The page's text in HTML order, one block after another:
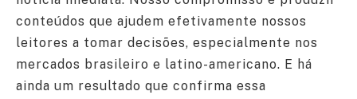
conteúdos que ajudem efetivamente nossos
leitores a tomar decisões, especialmente nos
mercados brasileiro e latino-americano. E há
ainda um resultado que confirma essa